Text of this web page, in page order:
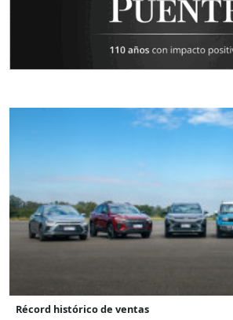
Récord histórico de ventas